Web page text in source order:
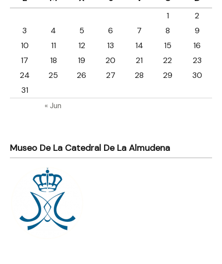
« Jun
1
2
3
4 5 6 7 8
9
10
11 12 13 14 15
16
17
18 19 20 21 22
23
24
25 26 27 28 29
30
31
Museo De La Catedral De La Almudena